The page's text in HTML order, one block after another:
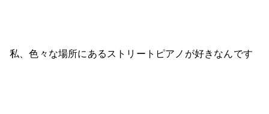
私、色々な場所にあるストリートピアノが好きなんです